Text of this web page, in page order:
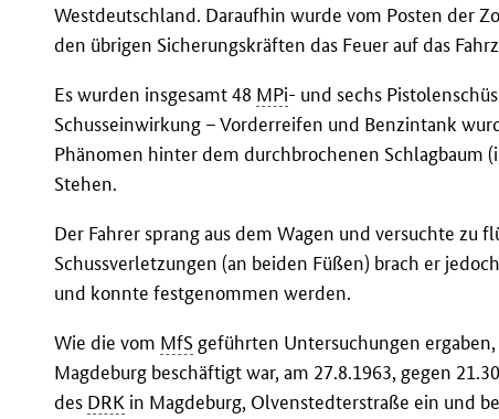
Westdeutschland. Daraufhin wurde vom Posten der
den übrigen Sicherungskräften das Feuer auf das
Es wurden insgesamt 48 MPi- und sechs
Schusseinwirkung – Vorderreifen und Benzintank
Phänomen hinter dem durchbrochenen Schlagbaum
Stehen.
Der Fahrer sprang aus dem Wagen und versuchte zu
Schussverletzungen (an beiden Füßen) brach er
und konnte festgenommen werden.
Wie die vom MfS geführten Untersuchungen
Magdeburg beschäftigt war, am 27.8.1963, gegen
des DRK in Magdeburg, Olvenstedterstraße ein und